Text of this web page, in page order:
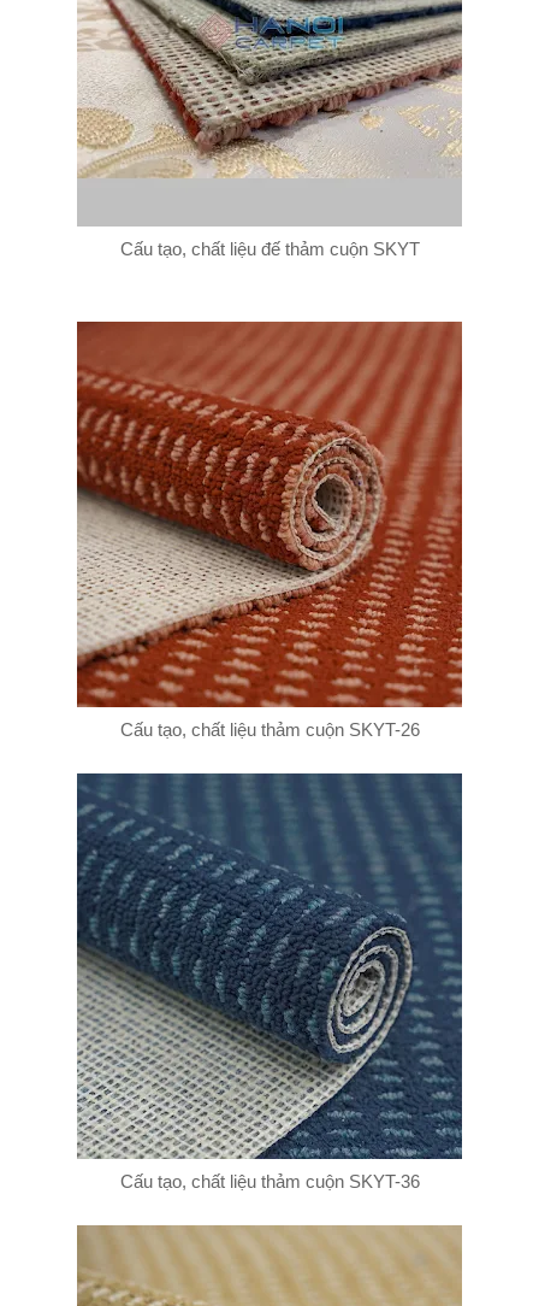
Cấu tạo, chất liệu đế thảm cuộn SKYT
Cấu tạo, chất liệu thảm cuộn SKYT-26
Cấu tạo, chất liệu thảm cuộn SKYT-36